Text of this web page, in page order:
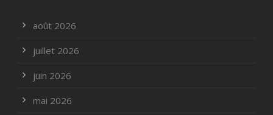
août 2026
juillet 2026
juin 2026
mai 2026